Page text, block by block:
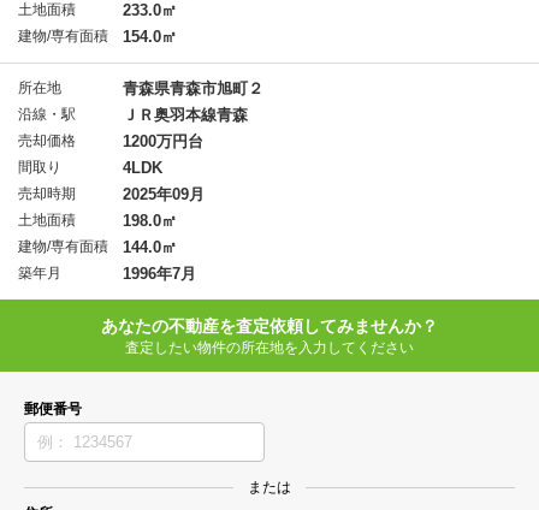
土地面積 233.0㎡
建物/専有面積 154.0㎡
所在地 青森県青森市旭町２
沿線・駅 ＪＲ奥羽本線青森
売却価格 1200万円台
間取り 4LDK
売却時期 2025年09月
土地面積 198.0㎡
建物/専有面積 144.0㎡
築年月 1996年7月
あなたの不動産を査定依頼してみませんか？
査定したい物件の所在地を入力してください
郵便番号
または